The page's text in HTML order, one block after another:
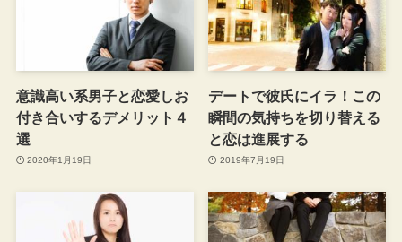
意識高い系男子と恋愛しお
付き合いするデメリット４
選
2020年1月19日
デートで彼氏にイラ！この
瞬間の気持ちを切り替える
と恋は進展する
2019年7月19日